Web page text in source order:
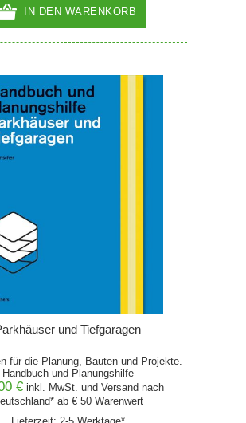
IN DEN WARENKORB
und Tiefgaragen
für die Planung, Bauten und Projekte.
Handbuch und Planungshilfe
€ inkl. MwSt. und Versand nach
ab € 50 Warenwert